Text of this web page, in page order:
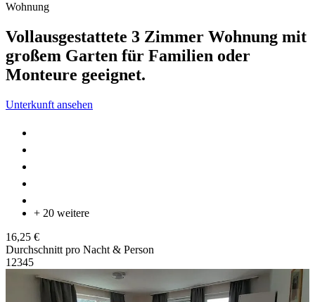
Wohnung
Vollausgestattete 3 Zimmer Wohnung mit
großem Garten für Familien oder
Monteure geeignet.
Unterkunft ansehen
+ 20 weitere
16,25 €
Durchschnitt pro Nacht & Person
1 2345